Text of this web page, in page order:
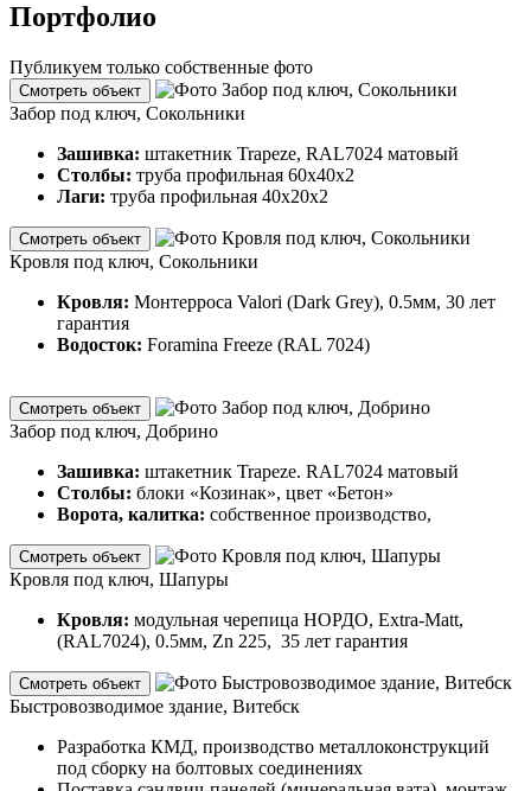
Портфолио
Публикуем только собственные фото
Смотреть объект
Забор под ключ, Сокольники
Зашивка: штакетник Trapeze, RAL7024 матовый
Столбы: труба профильная 60х40х2
Лаги: труба профильная 40х20х2
Смотреть объект
Кровля под ключ, Сокольники
Кровля: Монтерроса Valori (Dark Grey), 0.5мм, 30 лет
гарантия
Водосток: Foramina Freeze (RAL 7024)
Смотреть объект
Забор под ключ, Добрино
Зашивка: штакетник Trapeze. RAL7024 матовый
Столбы: блоки «Козинак», цвет «Бетон»
Ворота, калитка: собственное производство,
Смотреть объект
Кровля под ключ, Шапуры
Кровля: модульная черепица НОРДО, Extra-Matt,
(RAL7024), 0.5мм, Zn 225, 35 лет гарантия
Смотреть объект
Быстровозводимое здание, Витебск
Разработка КМД, производство металлоконструкций
под сборку на болтовых соединениях